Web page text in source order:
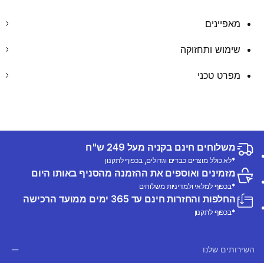
מאפיינים
שימוש ותחזוקה
מפרט טכני
משלוחים חינם בקניה מעל 249 ש"ח
*לא כולל מוצרים כבדים וגדולים, בכפוף לתקנון
מזמינים ואוספים את ההזמנה מהסניף באותו היום
*בכפוף למלאי ולמדיניות משלוחים
החלפות והחזרות חינם עד 365 ימים ממועד הרכישה
*בכפוף לתקנון
השירותים שלנו